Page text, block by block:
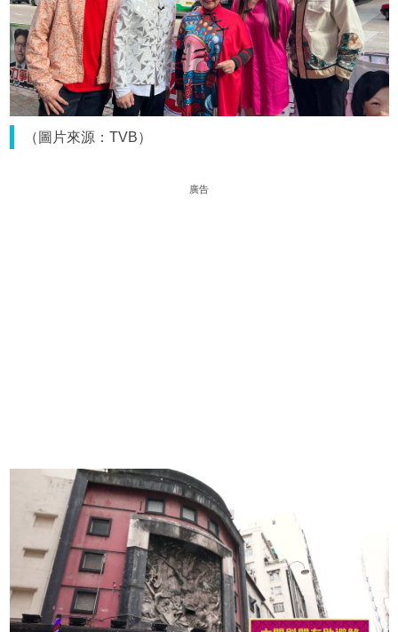
（圖片來源：TVB）
廣告